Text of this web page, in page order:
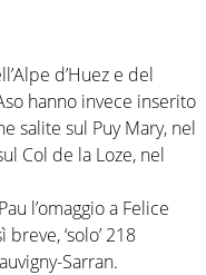
d’Huez e del
hanno invece inserito
salite sul Puy Mary, nel
Col de la Loze, nel
l’omaggio a Felice
‘solo’ 218
Sarran.